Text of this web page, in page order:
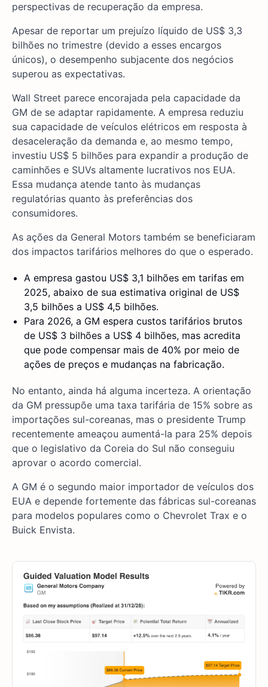
perspectivas de recuperação da empresa.
Apesar de reportar um prejuízo líquido de US$ 3,3
bilhões no trimestre (devido a esses encargos
únicos), o desempenho subjacente dos negócios
superou as expectativas.
Wall Street parece encorajada pela capacidade da
GM de se adaptar rapidamente. A empresa reduziu
sua capacidade de veículos elétricos em resposta à
desaceleração da demanda e, ao mesmo tempo,
investiu US$ 5 bilhões para expandir a produção de
caminhões e SUVs altamente lucrativos nos EUA.
Essa mudança atende tanto às mudanças
regulatórias quanto às preferências dos
consumidores.
As ações da General Motors também se beneficiaram
dos impactos tarifários melhores do que o esperado.
A empresa gastou US$ 3,1 bilhões em tarifas em
2025, abaixo de sua estimativa original de US$
3,5 bilhões a US$ 4,5 bilhões.
Para 2026, a GM espera custos tarifários brutos
de US$ 3 bilhões a US$ 4 bilhões, mas acredita
que pode compensar mais de 40% por meio de
ações de preços e mudanças na fabricação.
No entanto, ainda há alguma incerteza. A orientação
da GM pressupõe uma taxa tarifária de 15% sobre as
importações sul-coreanas, mas o presidente Trump
recentemente ameaçou aumentá-la para 25% depois
que o legislativo da Coreia do Sul não conseguiu
aprovar o acordo comercial.
A GM é o segundo maior importador de veículos dos
EUA e depende fortemente das fábricas sul-coreanas
para modelos populares como o Chevrolet Trax e o
Buick Envista.